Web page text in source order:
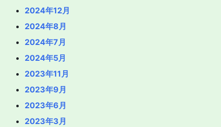
2024年12月
2024年8月
2024年7月
2024年5月
2023年11月
2023年9月
2023年6月
2023年3月